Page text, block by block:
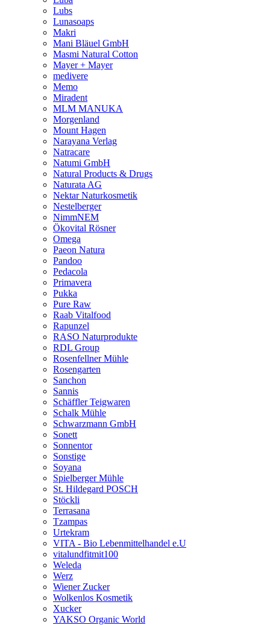
Lubs
Lunasoaps
Makri
Mani Bläuel GmbH
Masmi Natural Cotton
Mayer + Mayer
medivere
Memo
Miradent
MLM MANUKA
Morgenland
Mount Hagen
Narayana Verlag
Natracare
Natumi GmbH
Natural Products & Drugs
Naturata AG
Nektar Naturkosmetik
Nestelberger
NimmNEM
Ökovital Rösner
Omega
Paeon Natura
Pandoo
Pedacola
Primavera
Pukka
Pure Raw
Raab Vitalfood
Rapunzel
RASO Naturprodukte
RDL Group
Rosenfellner Mühle
Rosengarten
Sanchon
Sannis
Schäffler Teigwaren
Schalk Mühle
Schwarzmann GmbH
Sonett
Sonnentor
Sonstige
Soyana
Spielberger Mühle
St. Hildegard POSCH
Stöckli
Terrasana
Tzampas
Urtekram
VITA - Bio Lebenmittelhandel e.U
vitalundfitmit100
Weleda
Werz
Wiener Zucker
Wolkenlos Kosmetik
Xucker
YAKSO Organic World